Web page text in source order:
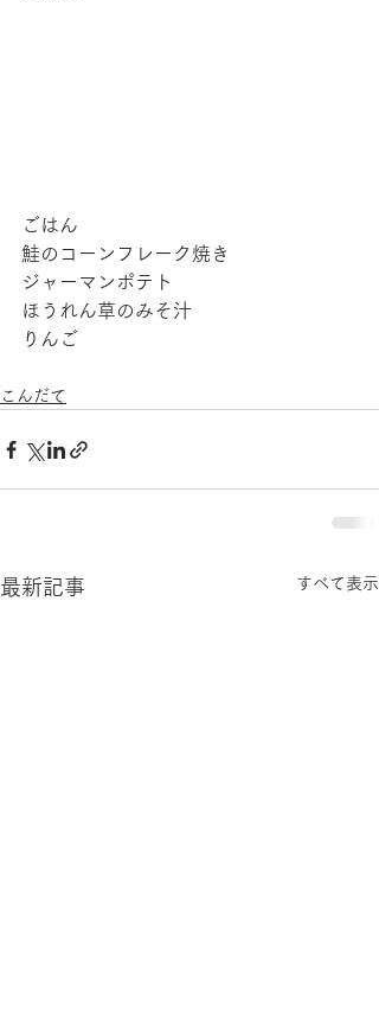
ごはん
鮭のコーンフレーク焼き
ジャーマンポテト
ほうれん草のみそ汁
りんご
こんだて
最新記事 すべて表示